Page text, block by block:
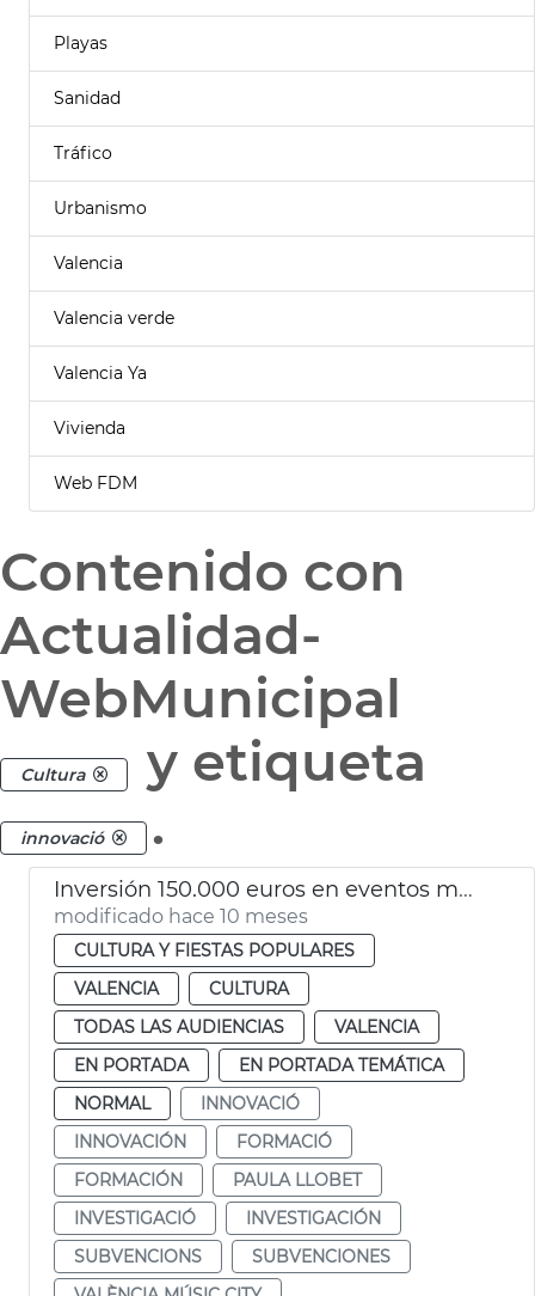
Playas
Sanidad
Tráfico
Urbanismo
Valencia
Valencia verde
Valencia Ya
Vivienda
Web FDM
Contenido con
Actualidad-
WebMunicipal
Cultura y etiqueta
innovació .
Inversión 150.000 euros en eventos musicales de València Music City
modificado hace 10 meses
CULTURA Y FIESTAS POPULARES
VALENCIA
CULTURA
TODAS LAS AUDIENCIAS
VALENCIA
EN PORTADA
EN PORTADA TEMÁTICA
NORMAL
INNOVACIÓ
INNOVACIÓN
FORMACIÓ
FORMACIÓN
PAULA LLOBET
INVESTIGACIÓ
INVESTIGACIÓN
SUBVENCIONS
SUBVENCIONES